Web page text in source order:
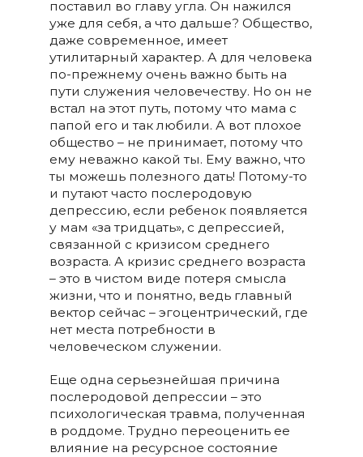
поставил во главу угла. Он нажился
уже для себя, а что дальше? Общество,
даже современное, имеет
утилитарный характер. А для человека
по-прежнему очень важно быть на
пути служения человечеству. Но он не
встал на этот путь, потому что мама с
папой его и так любили. А вот плохое
общество – не принимает, потому что
ему неважно какой ты. Ему важно, что
ты можешь полезного дать! Потому-то
и путают часто послеродовую
депрессию, если ребенок появляется
у мам «за тридцать», с депрессией,
связанной с кризисом среднего
возраста. А кризис среднего возраста
– это в чистом виде потеря смысла
жизни, что и понятно, ведь главный
вектор сейчас – эгоцентрический, где
нет места потребности в
человеческом служении.
Еще одна серьезнейшая причина
послеродовой депрессии – это
психологическая травма, полученная
в роддоме. Трудно переоценить ее
влияние на ресурсное состояние